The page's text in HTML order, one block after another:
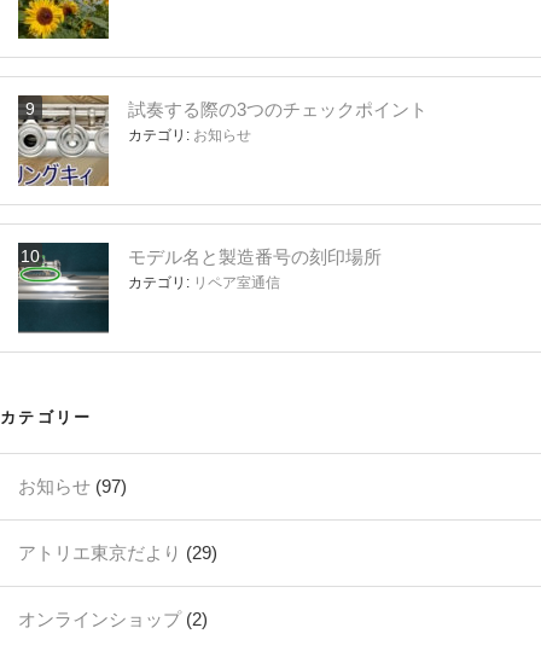
試奏する際の3つのチェックポイント
カテゴリ: お知らせ
モデル名と製造番号の刻印場所
カテゴリ: リペア室通信
カテゴリー
お知らせ (97)
アトリエ東京だより (29)
オンラインショップ(2)